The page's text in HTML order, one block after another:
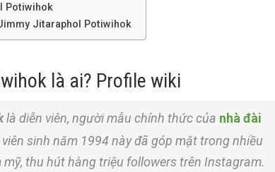
Potiwihok
Jitaraphol Potiwihok
là ai? Profile wiki
là diễn viên, người mẫu chính thức của nhà đài
sinh năm 1994 này đã góp mặt trong nhiều
thu hút hàng triệu followers trên Instagram.